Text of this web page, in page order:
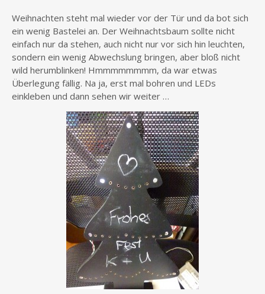
Weihnachten steht mal wieder vor der Tür und da bot sich
ein wenig Bastelei an. Der Weihnachtsbaum sollte nicht
einfach nur da stehen, auch nicht nur vor sich hin leuchten,
sondern ein wenig Abwechslung bringen, aber bloß nicht
wild herumblinken! Hmmmmmmmm, da war etwas
Überlegung fällig. Na ja, erst mal bohren und LEDs
einkleben und dann sehen wir weiter …